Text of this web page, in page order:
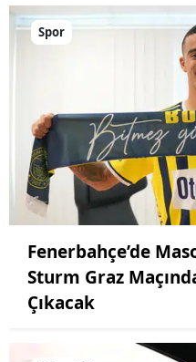
Spor
Fenerbahçe’de
Sturm Graz
Çıkacak